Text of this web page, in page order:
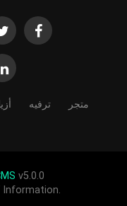
متجر ترفيه
v5.0.0
Information.